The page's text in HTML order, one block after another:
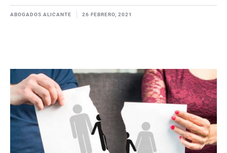
ABOGADOS ALICANTE 26 FEBRERO, 2021